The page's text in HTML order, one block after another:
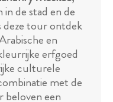
de stad en de
deze tour ontdek
en
erfgoed
culturele
met de
beloven een